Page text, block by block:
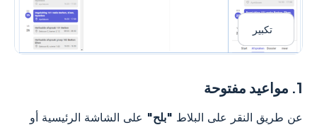
تكبير
1. مواعيد مفتوحة
عن طريق النقر على البلاط "بلح" على الشاشة الرئيسية أو